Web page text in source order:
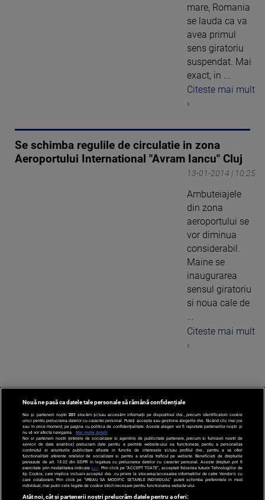
mare, Romania
se lauda ca va
avea primul
sens giratoriu
suspendat. Mai
exact, in ...
Citeste mai mult
›
Se schimba regulile de circulatie in zona
Aeroportului International "Avram Iancu" Cluj
13-01-2014 | 10:25
Ambuteiajele
din zona
aeroportului se
vor diminua
considerabil.
Maine se
inaugurarea
sensul giratoriu
si noua cale de
...
Citeste mai mult
›
1
Nouă ne pasă ca datele tale personale să rămână confidențiale
Noi și partenerii noștri 201 stocăm și/sau accesăm informații pe dispozitivul dvs., precum identificatorii cookie
unici pentru prelucrarea datelor cu caracter personal. Puteți accepta sau gestiona alegerile dvs. făcând clic mai jos
sau în orice moment, pe pagina cu politica de confidențialitate. Aceste alegeri vor fi raportate partenerilor noștri și
nu vă vor afecta navigarea.
Mai multe detalii
Noi si partenerii nostri (retelele de socializare si agentiile de publicitate partenere, precum si furnizorii nostri de
servicii de date analitice) prelucram date pentru a permite website-ului sa functioneze, pentru a personaliza
continutul si anunturile publicitare afisate in functie de interesele si/sau profilul dvs., pentru a va oferi
functionalitati aferente retelelor de socializare si pentru a analiza traficul pe website. Beneficiati de drepturile
prevazute de art. 15-22 din GDPR in legatura cu prelucrarea datelor cu caracter personal. Aceste drepturi pot fi
exercitate prin modalitatea indicataaici . Prin click pe “ACCEPT TOATE”, acceptati folosirea tuturor Tehnologiilor de
tip Cookie, care implica inclusiv acceptul dvs. cu privire la stocarea/accesarea informatiilor de catre Vendor-ii cu
care colaboram. Prin click pe “VREAU SA MODIFIC SETARILE INDIVIDUAL” puteti schimba preferintele in mod
individual, mai putin cele legate de cookie strict necesare pentru functionarea website-ului.
Atât noi, cât și partenerii noștri prelucrăm datele pentru a oferi: